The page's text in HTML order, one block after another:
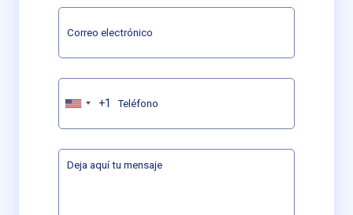
United
States
+1
+1